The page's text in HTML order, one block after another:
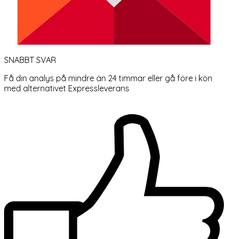
SNABBT SVAR
Få din analys på mindre än 24 timmar eller gå före i kön
med alternativet Expressleverans